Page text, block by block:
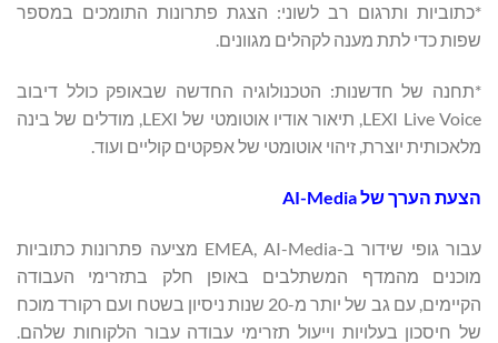
*כתוביות ותרגום רב לשוני: הצגת פתרונות התומכים במספר
שפות כדי לתת מענה לקהלים מגוונים.
*תחנה של חדשנות: הטכנולוגיה החדשה שבאופק כולל דיבוב
LEXI Live Voice, תיאור אודיו אוטומטי של LEXI, מודלים של בינה
מלאכותית יוצרת, זיהוי אוטומטי של אפקטים קוליים ועוד.
הצעת הערך שלAI-Media
עבור גופי שידור ב-EMEA, AI-Media מציעה פתרונות כתוביות
מוכנים מהמדף המשתלבים באופן חלק בתזרימי העבודה
הקיימים, עם גב של יותר מ-20 שנות ניסיון בשטח ועם רקורד מוכח
של חיסכון בעלויות וייעול תזרימי עבודה עבור הלקוחות שלהם.